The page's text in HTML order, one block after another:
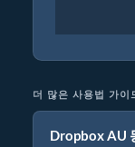
더 많은 사용법 가이
Dropbox AU